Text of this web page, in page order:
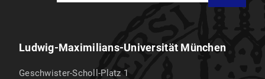
Ludwig-Maximilians-Universität München
Geschwister-Scholl-Platz 1